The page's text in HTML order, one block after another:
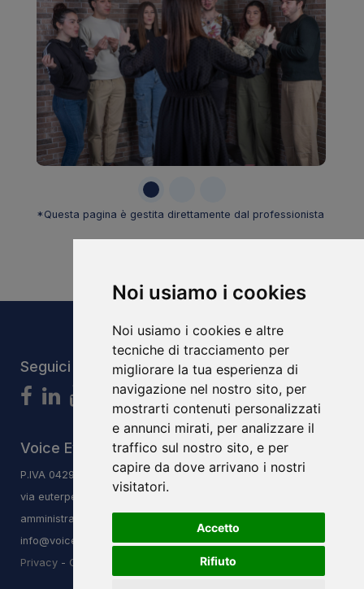
Noi usiamo i cookies
Noi usiamo i cookies e altre
tecniche di tracciamento per
migliorare la tua esperienza di
navigazione nel nostro sito, per
mostrarti contenuti personalizzati
e annunci mirati, per analizzare il
traffico sul nostro sito, e per
capire da dove arrivano i nostri
visitatori.
Accetto
Rifiuto
*Questa pagina è gestita direttamente dal professionista
Seguici
Voice Evolution System S.r.l.s
P.IVA 04293240406
via euterpe 3/q, 47923, Rimini, RN
amministrazione@vesitalia.it
info@voiceevolutioninstitute.it
Privacy - Cookie Low